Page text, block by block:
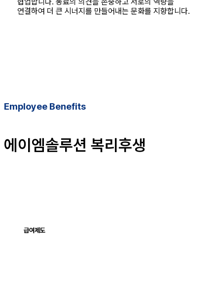
연결하여 더 큰 시너지를 만들어내는 문화를 지향합니다.
Employee Benefits
에이엠솔루션 복리후생
급여제도